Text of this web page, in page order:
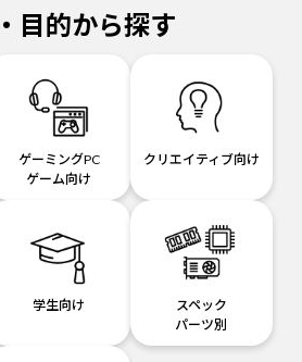
目的から探す
ゲーミングPC
ゲーム向け
クリエイティブ向け
学生向け
スペック
パーツ別